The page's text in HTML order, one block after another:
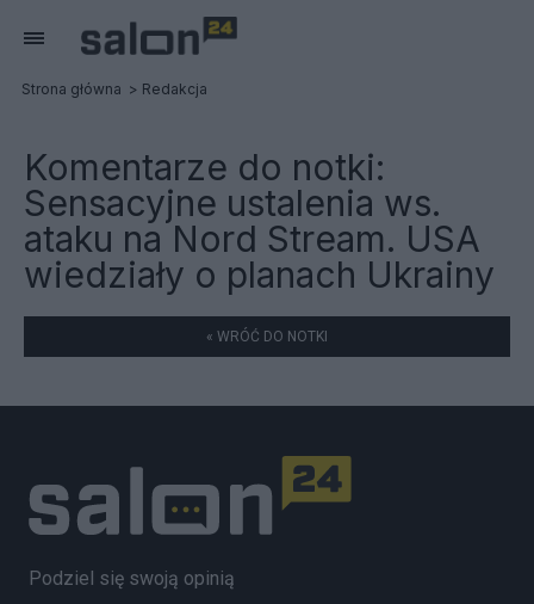
Strona główna Redakcja
Komentarze do notki:
Sensacyjne ustalenia ws.
ataku na Nord Stream. USA
wiedziały o planach Ukrainy
« WRÓĆ DO NOTKI
Podziel się swoją opinią